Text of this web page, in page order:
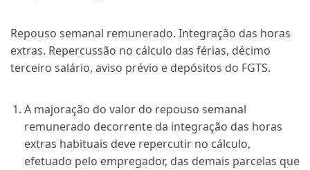
Repouso semanal remunerado. Integração das horas
extras. Repercussão no cálculo das férias, décimo
terceiro salário, aviso prévio e depósitos do FGTS.
A majoração do valor do repouso semanal
remunerado decorrente da integração das horas
extras habituais deve repercutir no cálculo,
efetuado pelo empregador, das demais parcelas que